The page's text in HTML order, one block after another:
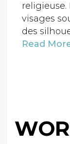
visages
des
Read